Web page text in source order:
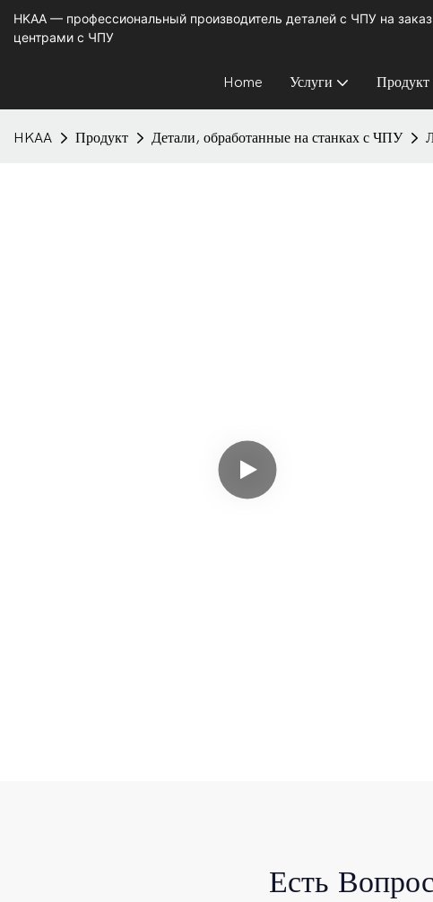
HKAA — профессиональный производитель деталей с ЧПУ на
центрами с ЧПУ
Home Услуги Продукт
HKAA Продукт Детали, обработанные на станках с ЧПУ
Есть